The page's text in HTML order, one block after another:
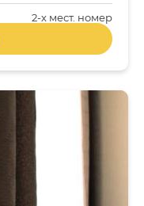
2-x мест. номер